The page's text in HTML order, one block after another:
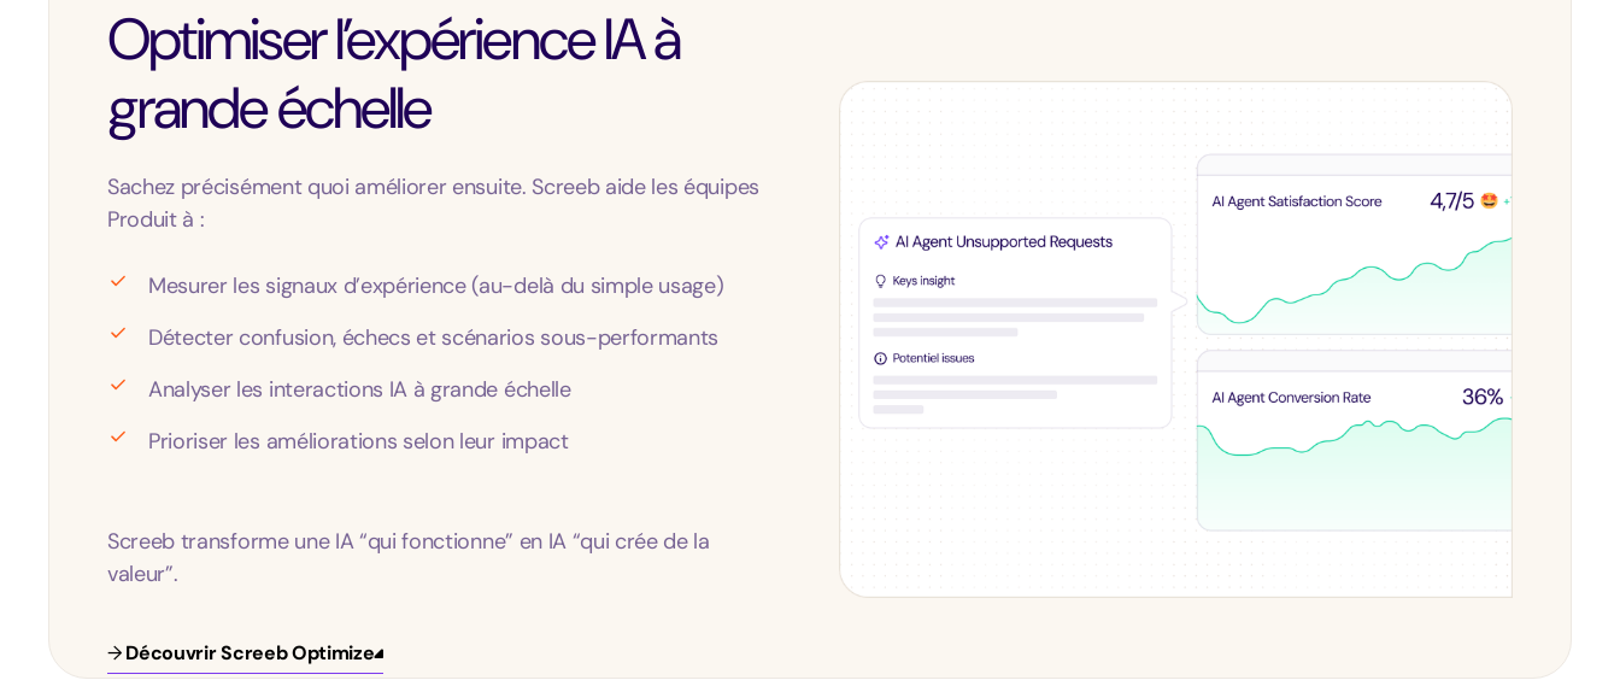
Optimiser l’expérience IA à
grande échelle
Sachez précisément quoi améliorer ensuite. Screeb aide les équipes
Produit à :
Mesurer les signaux d’expérience (au-delà du simple usage)
Détecter confusion, échecs et scénarios sous-performants
Analyser les interactions IA à grande échelle
Prioriser les améliorations selon leur impact
Screeb transforme une IA “qui fonctionne” en IA “qui crée de la
valeur”.
→Découvrir Screeb Optimize